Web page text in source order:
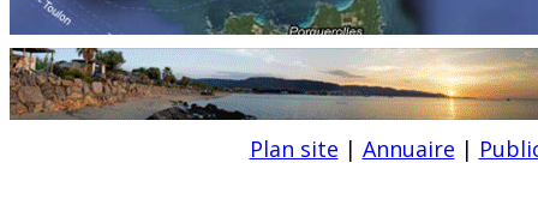
Plan site | Annuaire |